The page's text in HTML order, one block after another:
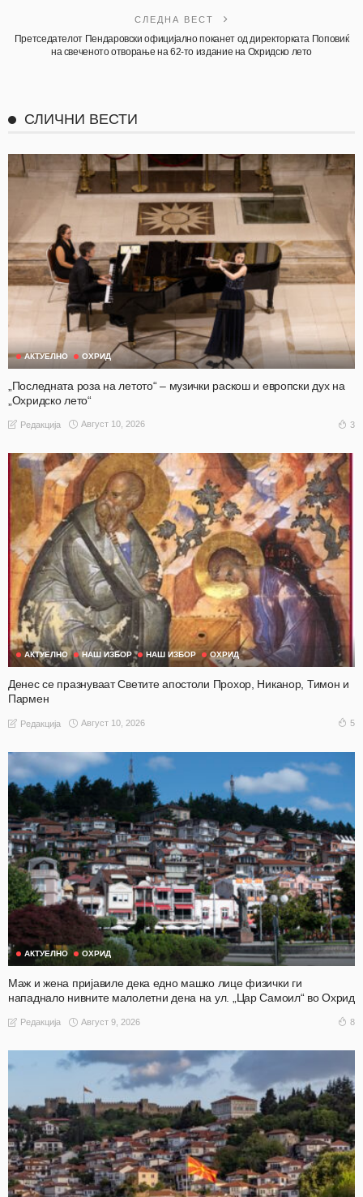
СЛЕДНА ВЕСТ
Претседателот Пендаровски официјално поканет од директорката Поповиќ
на свеченото отворање на 62-то издание на Охридско лето
СЛИЧНИ ВЕСТИ
АКТУЕЛНО ОХРИД
„Последната роза на летото“ – музички раскош и европски дух на
„Охридско лето“
Редакција Август 10, 2026 3
АКТУЕЛНО НАШ ИЗБОР НАШ ИЗБОР ОХРИД
Денес се празнуваат Светите апостоли Прохор, Никанор, Тимон и
Пармен
Редакција Август 10, 2026 5
АКТУЕЛНО ОХРИД
Маж и жена пријавиле дека едно машко лице физички ги
нападнало нивните малолетни дена на ул. „Цар Самоил“ во Охрид
Редакција Август 9, 2026 8